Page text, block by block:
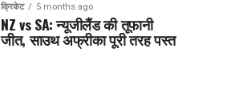
क्रिकेट 5 months ago
NZ vs SA: न्यूजीलैंड की तूफानी
जीत, साउथ अफ्रीका पूरी तरह पस्त